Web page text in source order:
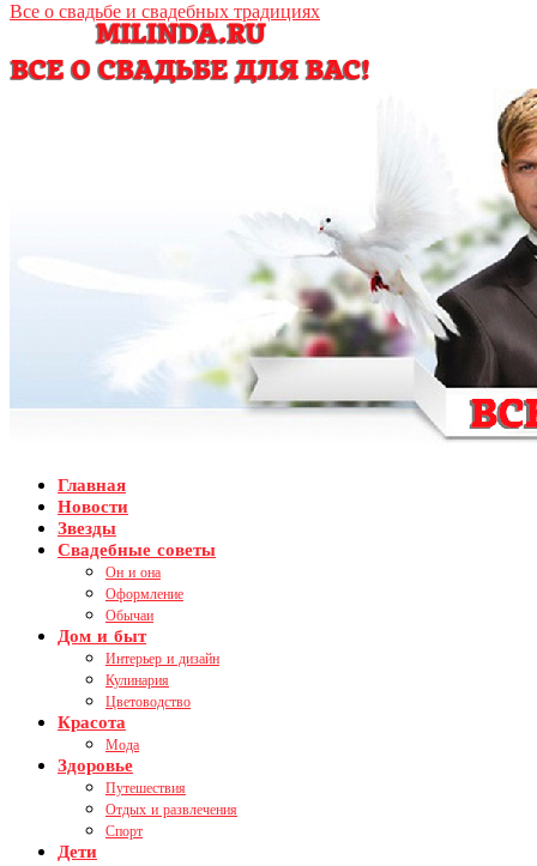
Все о свадьбе и свадебных традициях
Главная
Новости
Звезды
Свадебные советы
Он и она
Оформление
Обычаи
Дом и быт
Интерьер и дизайн
Кулинария
Цветоводство
Красота
Мода
Здоровье
Путешествия
Отдых и развлечения
Спорт
Дети